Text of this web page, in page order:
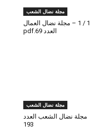
مجلة نضال الشعب
1 / 1 – مجلة نضال العمال
العدد 69.pdf
مجلة نضال الشعب
مجلة نضال الشعب العدد
193